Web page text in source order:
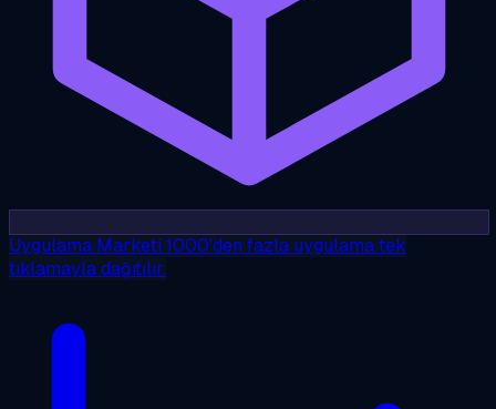
Uygulama Marketi 1000'den fazla uygulama tek
tıklamayla dağıtılır.